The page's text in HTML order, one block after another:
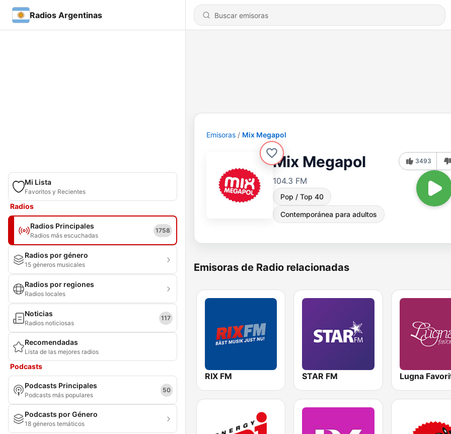
Radios Argentinas
Mi Lista
Favoritos y Recientes
Radios
Radios Principales
Radios más escuchadas
1758
Radios por género
15 géneros musicales
Radios por regiones
Radios locales
Noticias
Radios noticiosas
117
Recomendadas
Lista de las mejores radios
Podcasts
Podcasts Principales
Podcasts más populares
50
Podcasts por Género
18 géneros temáticos
Emisoras Mix Megapol
Mix Megapol
104.3 FM
Pop / Top 40
Contemporánea para adultos
3493
Emisoras de Radio relacionadas
RIX FM STAR FM Lugna